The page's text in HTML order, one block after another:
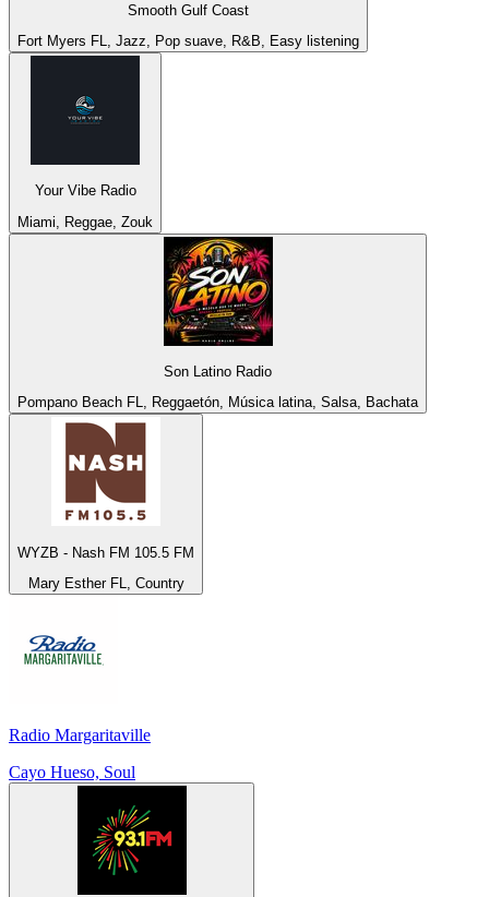
Smooth Gulf Coast
Fort Myers FL, Jazz, Pop suave, R&B, Easy listening
Your Vibe Radio
Miami, Reggae, Zouk
Son Latino Radio
Pompano Beach FL, Reggaetón, Música latina, Salsa, Bachata
WYZB - Nash FM 105.5 FM
Mary Esther FL, Country
Radio Margaritaville
Cayo Hueso, Soul